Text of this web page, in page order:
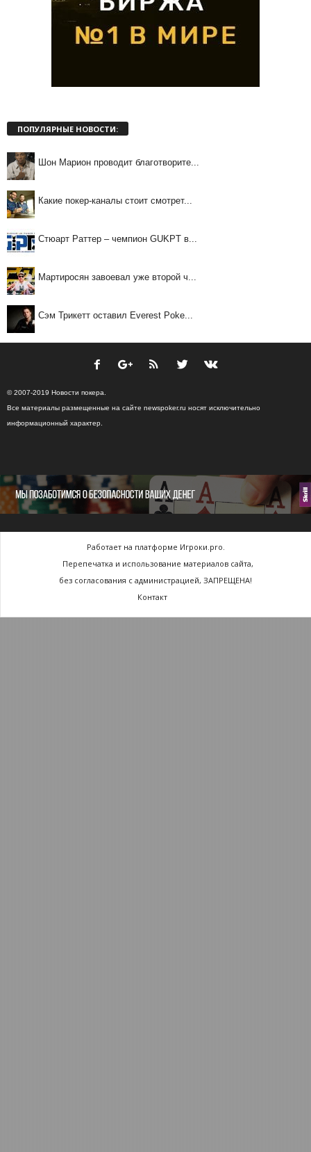
ПОПУЛЯРНЫЕ НОВОСТИ:
Шон Марион проводит благотворите...
Какие покер-каналы стоит смотрет...
Стюарт Раттер – чемпион GUKPT в...
Мартиросян завоевал уже второй ч...
Сэм Трикетт оставил Everest Poke...
© 2007-2019 Новости покера.
Все материалы размещенные на сайте newspoker.ru носят исключительно
информационный характер.
Работает на платформе Игроки.pro.
Перепечатка и использование материалов сайта,
без согласования с администрацией, ЗАПРЕЩЕНА!
Контакт